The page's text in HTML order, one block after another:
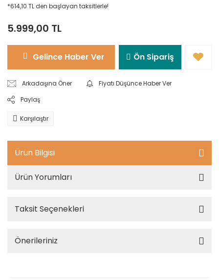
*614,10 TL den başlayan taksitlerle!
5.999,00 TL
Gelince Haber Ver Ön Sipariş
Arkadaşına Öner
Fiyatı Düşünce Haber Ver
Paylaş
Karşılaştır
Ürün Bilgisi
Ürün Yorumları
Taksit Seçenekleri
Önerileriniz